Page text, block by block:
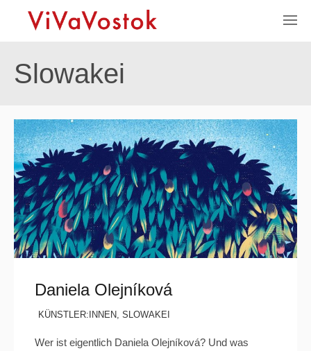
Slowakei
Daniela Olejníková
KÜNSTLER:INNEN, SLOWAKEI
Wer ist eigentlich Daniela Olejníková? Und was